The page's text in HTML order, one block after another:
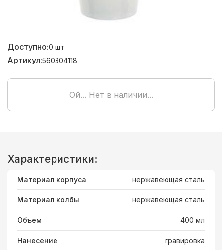
Доступно:0 шт
Артикул:560304118
Ой... Нет в наличии...
Характеристики:
Материал корпуса нержавеющая сталь
Материал колбы нержавеющая сталь
Объем 400 мл
Нанесение гравировка